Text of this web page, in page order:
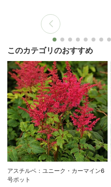
このカテゴリのおすすめ
アスチルベ：ユニーク・カーマイン6
号ポット